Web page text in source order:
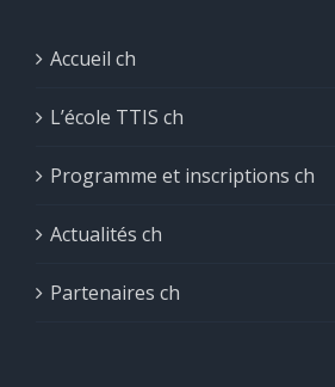
Accueil ch
L’école TTIS ch
Programme et inscriptions ch
Actualités ch
Partenaires ch